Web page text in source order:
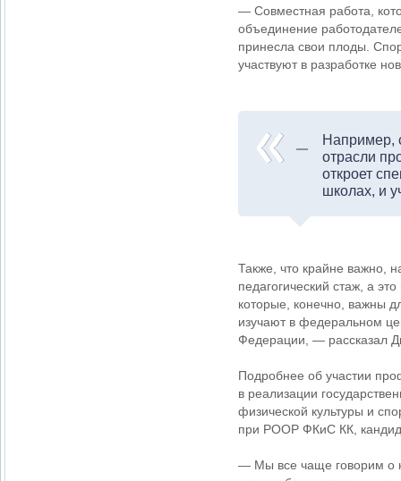
— Совместная работа,
объединение
принесла свои плоды.
участвуют в разработке
Например,
отрасли
откроет
школах, и
Также, что крайне важно,
педагогический стаж, а
которые, конечно, важны
изучают в федеральном
Федерации, — рассказал
Подробнее об участии
в реализации
физической культуры и
при РООР ФКиС КК,
— Мы все чаще говорим о